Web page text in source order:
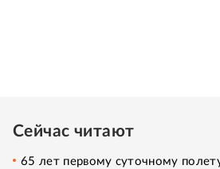
Сейчас читают
65 лет первому суточному